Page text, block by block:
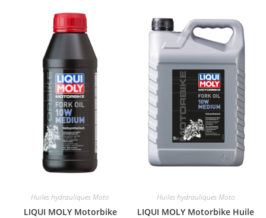
Huiles hydrauliques Moto
LIQUI MOLY Motorbike
Huiles hydrauliques Moto
LIQUI MOLY Motorbike Huile